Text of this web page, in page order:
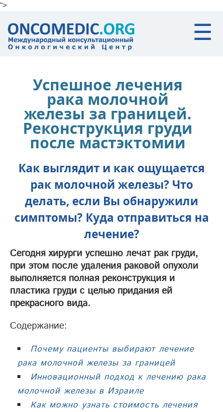
">
☰
Успешное лечения
рака молочной
железы за границей.
Реконструкция груди
после мастэктомии
Как выглядит и как ощущается
рак молочной железы? Что
делать, если Вы обнаружили
симптомы? Куда отправиться на
лечение?
Сегодня хирурги успешно лечат рак груди,
при этом после удаления раковой опухоли
выполняется полная реконструкция и
пластика груди с целью придания ей
прекрасного вида.
Содержание:
Почему пациенты выбирают лечение
рака молочной железы за границей
Инновационный подход к лечению рака
молочной железы в Израиле
Как можно узнать стоимость лечения